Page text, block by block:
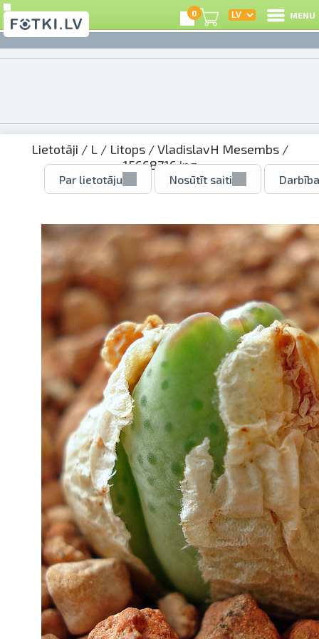
0 MENU
Lietotāji / L/ Litops/VladislavH Mesembs/
15668716.jpg
Par lietotāju Nosūtīt saiti